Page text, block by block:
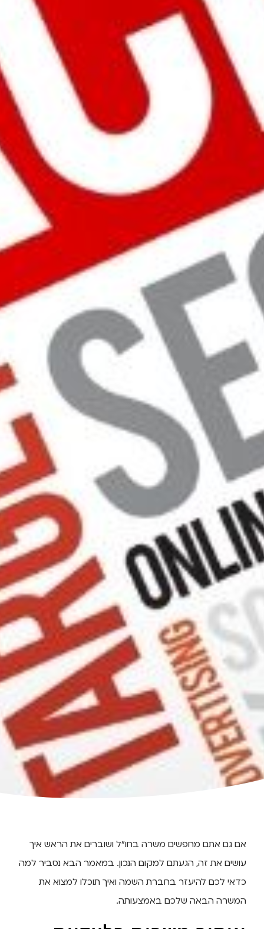
אם גם אתם מחפשים משרה בחו"ל ושוברים את הראש איך
עושים את זה, הגעתם למקום הנכון. במאמר הבא נסביר למה
כדאי לכם להיעזר בחברת השמה ואיך תוכלו למצוא את
המשרה הבאה שלכם באמצעותה.